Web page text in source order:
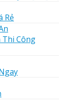
Rẻ
Thi Công